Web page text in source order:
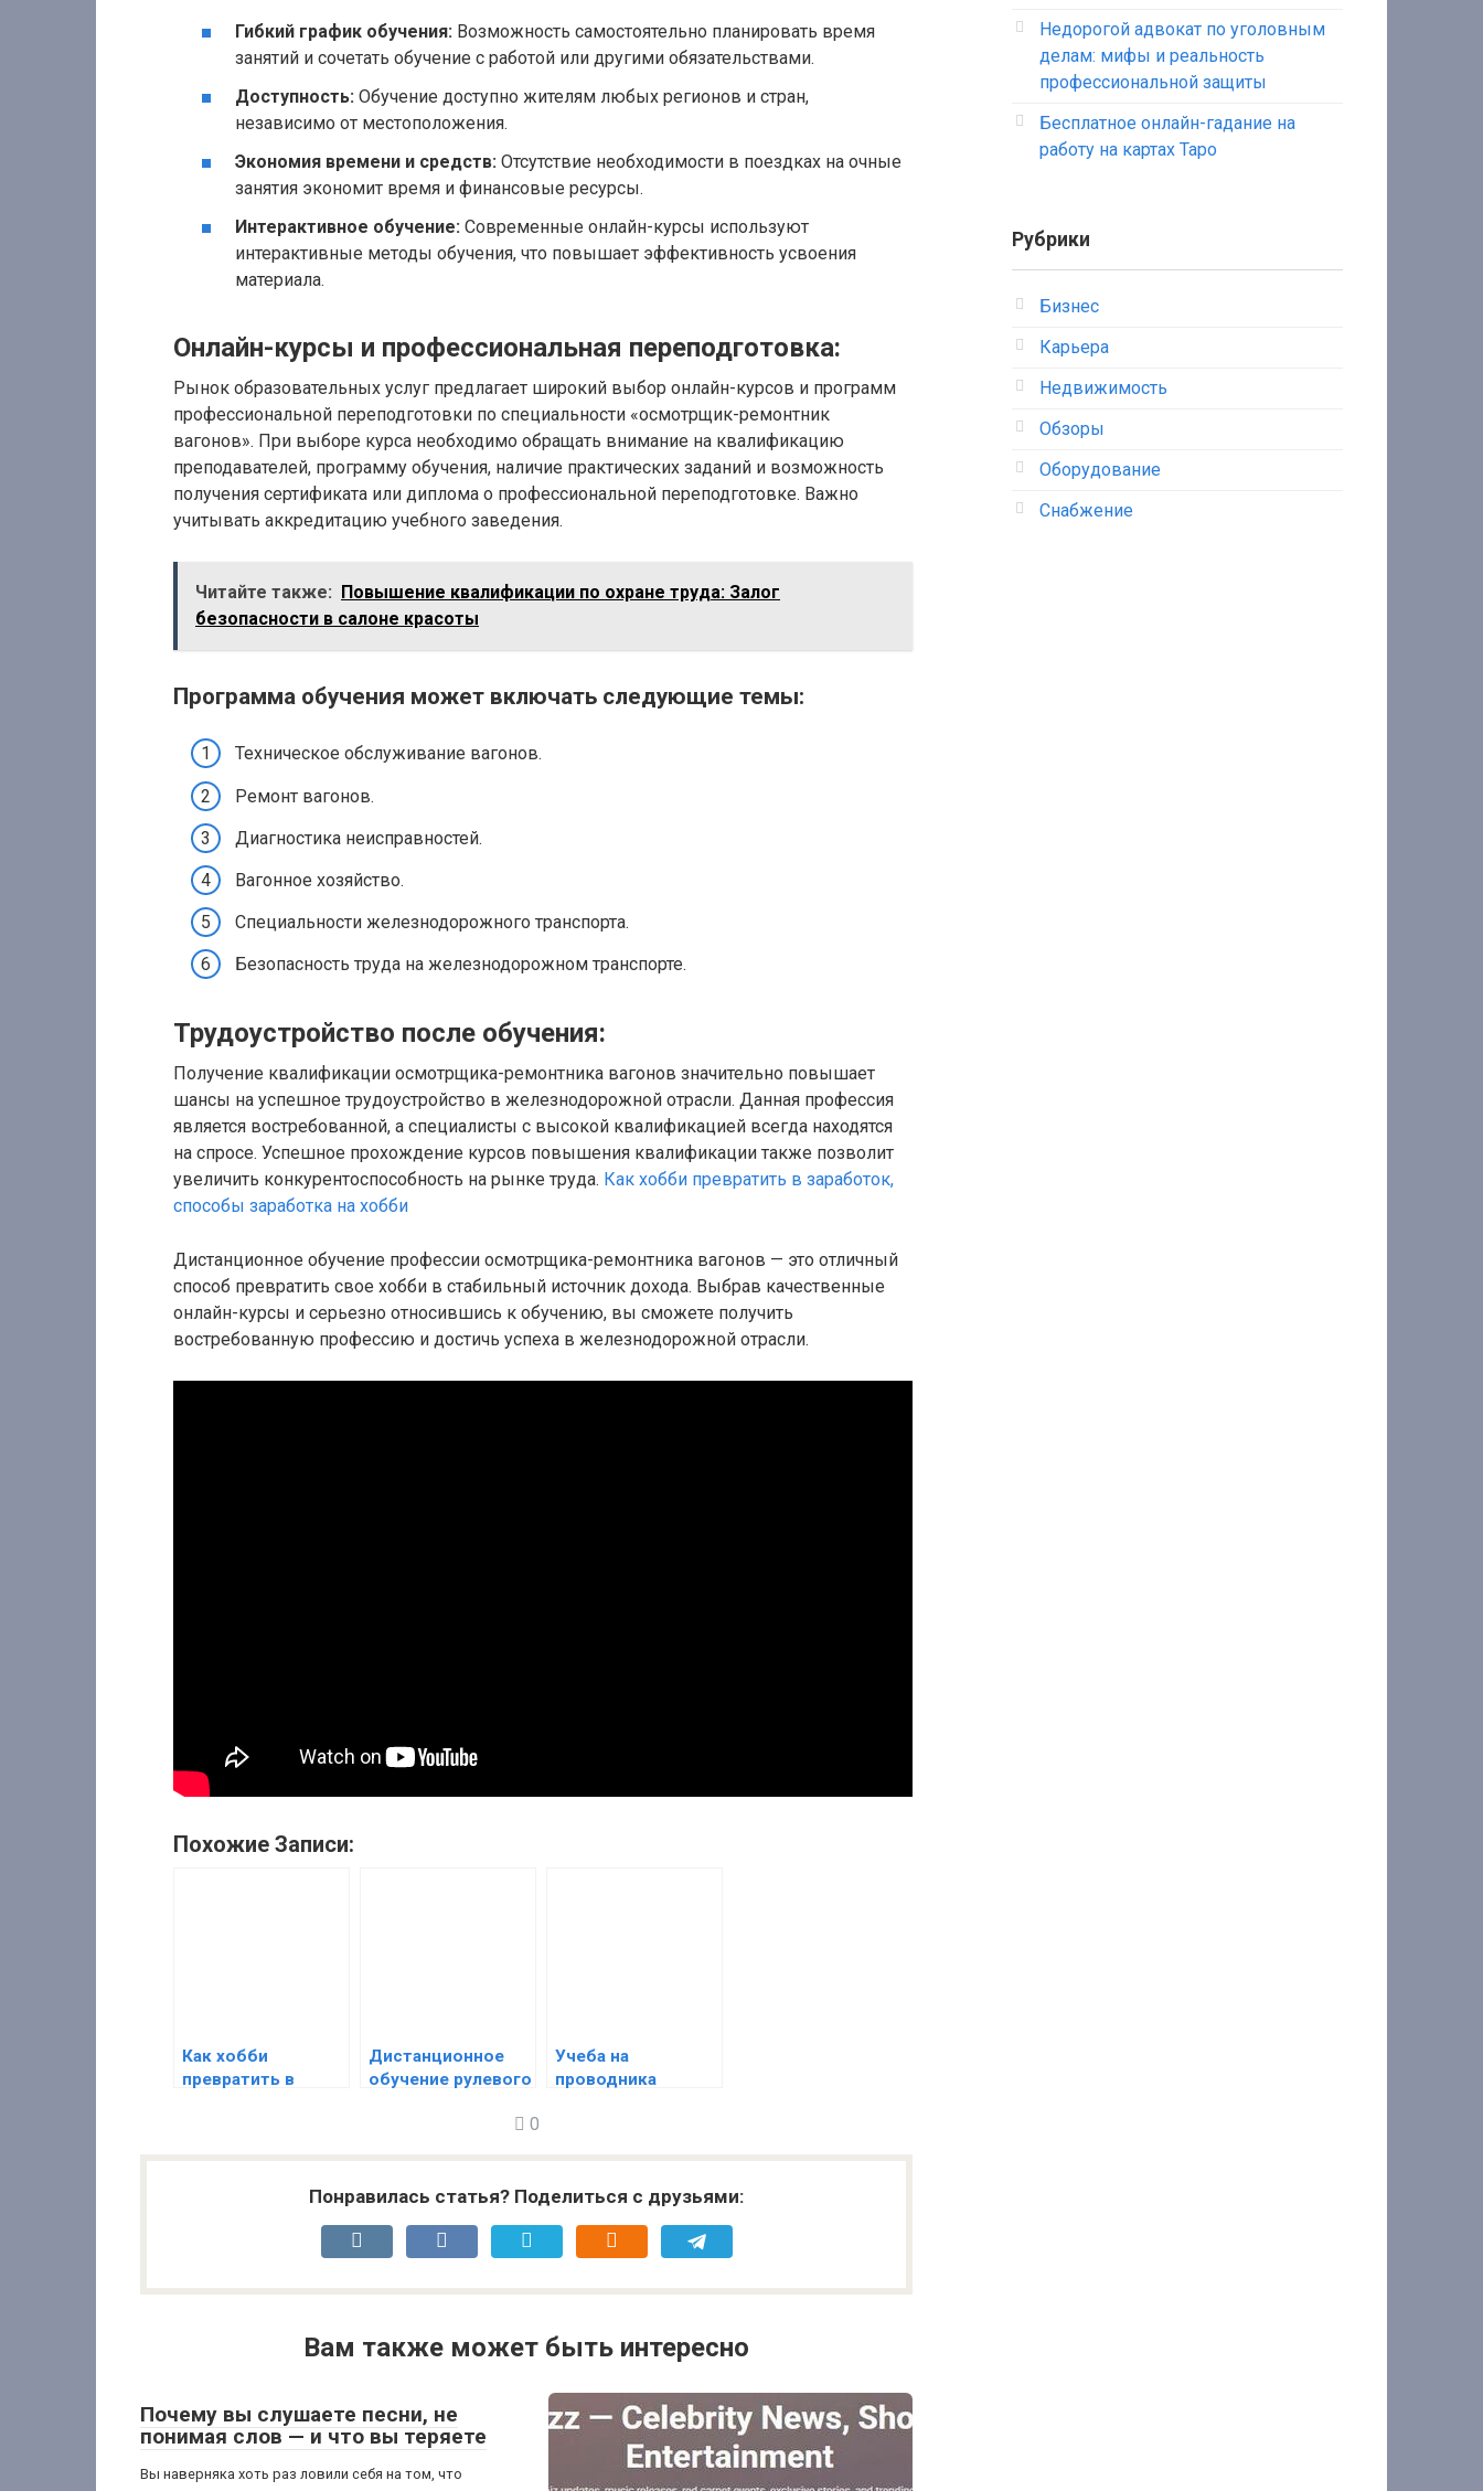
Гибкий график обучения: Возможность самостоятельно планировать время
занятий и сочетать обучение с работой или другими обязательствами.
Доступность: Обучение доступно жителям любых регионов и стран,
независимо от местоположения.
Экономия времени и средств: Отсутствие необходимости в поездках на очные
занятия экономит время и финансовые ресурсы.
Интерактивное обучение: Современные онлайн-курсы используют
интерактивные методы обучения, что повышает эффективность усвоения
материала.
Онлайн-курсы и профессиональная переподготовка:
Рынок образовательных услуг предлагает широкий выбор онлайн-курсов и программ
профессиональной переподготовки по специальности «осмотрщик-ремонтник
вагонов». При выборе курса необходимо обращать внимание на квалификацию
преподавателей, программу обучения, наличие практических заданий и возможность
получения сертификата или диплома о профессиональной переподготовке. Важно
учитывать аккредитацию учебного заведения.
Читайте также: Повышение квалификации по охране труда: Залог
безопасности в салоне красоты
Программа обучения может включать следующие темы:
Техническое обслуживание вагонов.
Ремонт вагонов.
Диагностика неисправностей.
Вагонное хозяйство.
Специальности железнодорожного транспорта.
Безопасность труда на железнодорожном транспорте.
Трудоустройство после обучения:
Получение квалификации осмотрщика-ремонтника вагонов значительно повышает
шансы на успешное трудоустройство в железнодорожной отрасли. Данная профессия
является востребованной, а специалисты с высокой квалификацией всегда находятся
на спросе. Успешное прохождение курсов повышения квалификации также позволит
увеличить конкурентоспособность на рынке труда. Как хобби превратить в заработок,
способы заработка на хобби
Дистанционное обучение профессии осмотрщика-ремонтника вагонов — это отличный
способ превратить свое хобби в стабильный источник дохода. Выбрав качественные
онлайн-курсы и серьезно относившись к обучению, вы сможете получить
востребованную профессию и достичь успеха в железнодорожной отрасли.
Похожие Записи:
Как хобби
превратить в
Дистанционное
обучение рулевого
Учеба на
проводника
0
Понравилась статья? Поделиться с друзьями:
Вам также может быть интересно
Почему вы слушаете песни, не
понимая слов — и что вы теряете
Вы наверняка хоть раз ловили себя на том, что
Недорогой адвокат по уголовным
делам: мифы и реальность
профессиональной защиты
Бесплатное онлайн-гадание на
работу на картах Таро
Рубрики
Бизнес
Карьера
Недвижимость
Обзоры
Оборудование
Снабжение